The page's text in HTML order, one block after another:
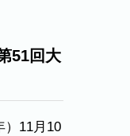
51回大
11月10